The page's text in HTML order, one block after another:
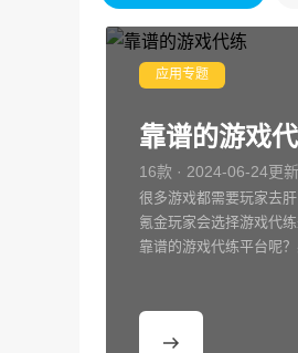
应用专题
靠谱的游戏
16款 · 2024-06-24更新
很多游戏都需要玩家去
氪金玩家会选择游戏代
靠谱的游戏代练平台呢